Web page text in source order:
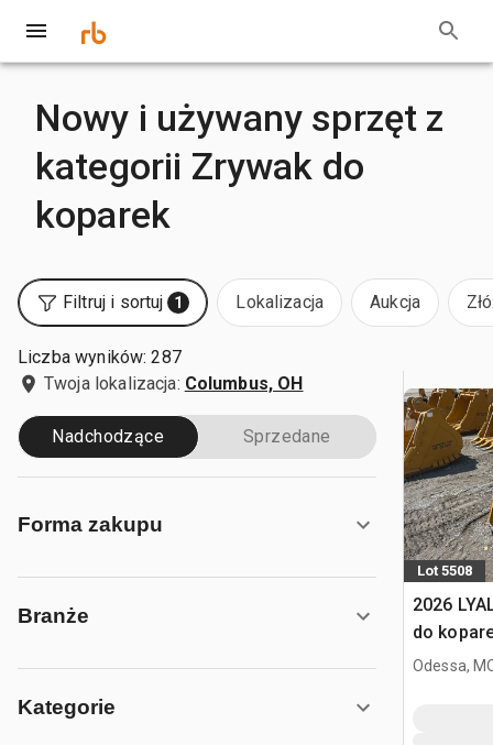
Nowy i używany sprzęt z
kategorii Zrywak do
koparek
Filtruj i sortuj 1 Lokalizacja Aukcja
Liczba wyników: 287
Twoja lokalizacja: Columbus, OH
Nadchodzące Sprzedane
Forma zakupu
Branże
Kategorie
Lot 5508
2026
do
Odessa,